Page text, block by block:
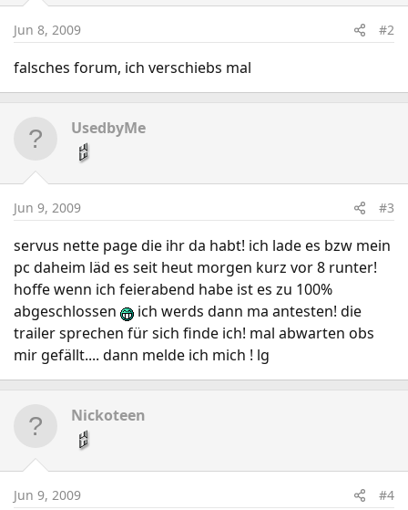
Jun 8, 2009 #2
falsches forum, ich verschiebs mal
UsedbyMe
Jun 9, 2009 #3
servus nette page die ihr da habt! ich lade es bzw mein
pc daheim läd es seit heut morgen kurz vor 8 runter!
hoffe wenn ich feierabend habe ist es zu 100%
abgeschlossen
ich werds dann ma antesten! die
trailer sprechen für sich finde ich! mal abwarten obs
mir gefällt.... dann melde ich mich ! lg
Nickoteen
Jun 9, 2009 #4